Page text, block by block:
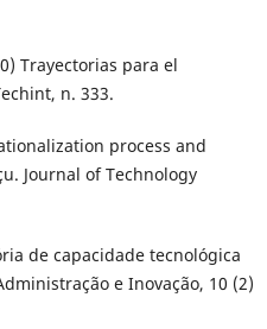
Trayectorias para el
n. 333.
process and
Journal of Technology
de capacidade tecnológica
e Inovação, 10 (2)